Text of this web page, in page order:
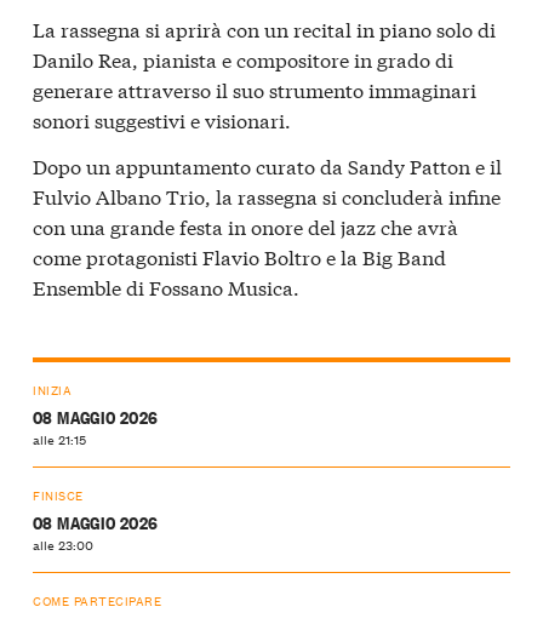
La rassegna si aprirà con un recital in piano solo di
Danilo Rea, pianista e compositore in grado di
generare attraverso il suo strumento immaginari
sonori suggestivi e visionari.
Dopo un appuntamento curato da Sandy Patton e il
Fulvio Albano Trio, la rassegna si concluderà infine
con una grande festa in onore del jazz che avrà
come protagonisti Flavio Boltro e la Big Band
Ensemble di Fossano Musica.
INIZIA
08 MAGGIO 2026
alle 21:15
FINISCE
08 MAGGIO 2026
alle 23:00
COME PARTECIPARE